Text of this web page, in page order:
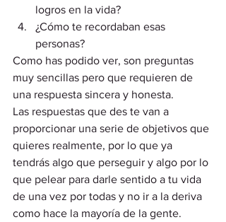
logros en la vida?
¿Cómo te recordaban esas
personas?
Como has podido ver, son preguntas
muy sencillas pero que requieren de
una respuesta sincera y honesta.
Las respuestas que des te van a
proporcionar una serie de objetivos que
quieres realmente, por lo que ya
tendrás algo que perseguir y algo por lo
que pelear para darle sentido a tu vida
de una vez por todas y no ir a la deriva
como hace la mayoría de la gente.